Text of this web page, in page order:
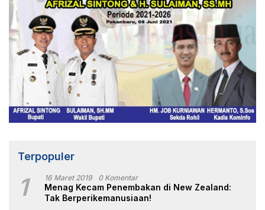
Terpopuler
1 16 Maret 2019 0 Komentar
Menag Kecam Penembakan di New Zealand:
Tak Berperikemanusiaan!